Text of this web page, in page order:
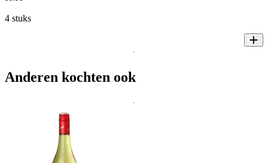
4 stuks
Anderen kochten ook